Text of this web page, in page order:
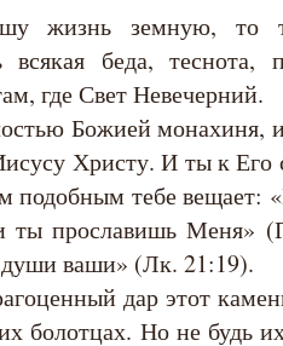
жизнь земную, то
беда, теснота,
где Свет Невечерний.
Божией монахиня,
Христу. И ты к Его
подобным тебе вещает:
ты прославишь Меня»
ваши» (Лк. 21:19).
дар этот
болотцах. Но не будь